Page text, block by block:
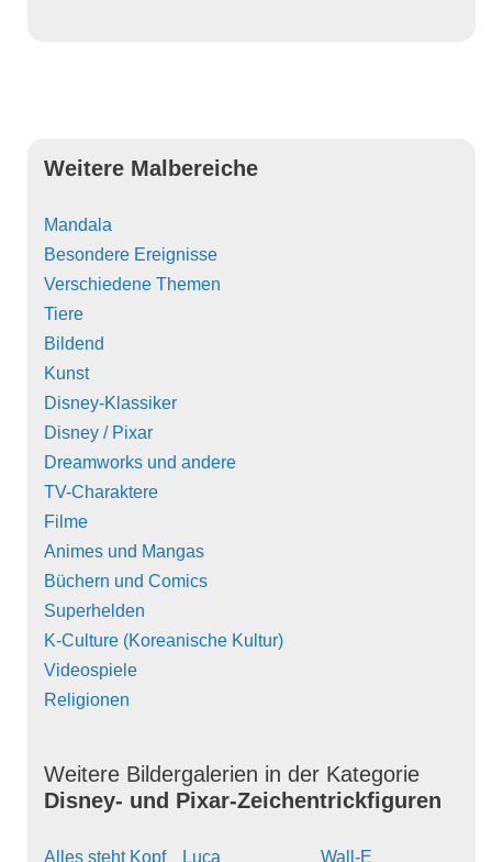
Weitere Malbereiche
Mandala
Besondere Ereignisse
Verschiedene Themen
Tiere
Bildend
Kunst
Disney-Klassiker
Disney / Pixar
Dreamworks und andere
TV-Charaktere
Filme
Animes und Mangas
Büchern und Comics
Superhelden
K-Culture (Koreanische Kultur)
Videospiele
Religionen
Weitere Bildergalerien in der Kategorie
Disney- und Pixar-Zeichentrickfiguren
Alles steht Kopf
Luca
Wall-E